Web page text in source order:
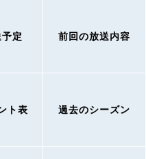
定 前回の放送内容
ト表 過去のシーズン